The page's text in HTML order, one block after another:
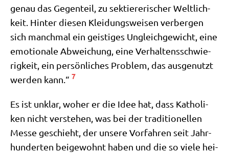
genau das Gegen­teil, zu sek­tie­re­ri­scher Welt­lich­
keit. Hin­ter die­sen Klei­dungs­wei­sen ver­ber­gen
sich manch­mal ein gei­sti­ges Ungleich­ge­wicht, eine
emo­tio­na­le Abwei­chung, eine Ver­hal­tens­schwie­
rig­keit, ein per­sön­li­ches Pro­blem, das aus­ge­nutzt
wer­den kann.“ 7
Es ist unklar, woher er die Idee hat, dass Katho­li­
ken nicht ver­ste­hen, was bei der tra­di­tio­nel­len
Mes­se geschieht, der unse­re Vor­fah­ren seit Jahr­
hun­der­ten bei­gewohnt haben und die so vie­le hei­